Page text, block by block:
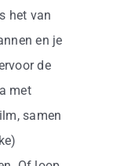
het van
en je
de
met
samen